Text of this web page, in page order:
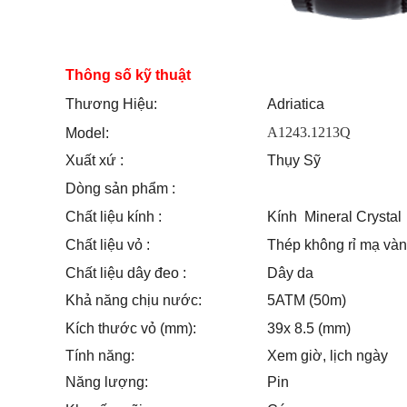
Thông số kỹ thuật
Thương Hiệu:
Adriatica
Model:
A1243.1213Q
Xuất xứ :
Thụy Sỹ
Dòng sản phẩm :
Chất liệu kính :
Kính Mineral Crystal
Chất liệu vỏ :
Thép không rỉ mạ
Chất liệu dây đeo :
Dây da
Khả năng chịu nước:
5ATM (50m)
Kích thước vỏ (mm):
39x 8.5 (mm)
Tính năng:
Xem giờ, lịch ngày
Năng lượng:
Pin